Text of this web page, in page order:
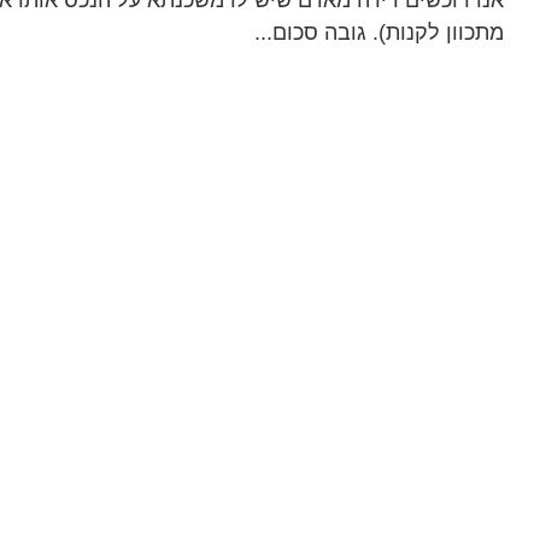
מתכוון לקנות). גובה סכום...